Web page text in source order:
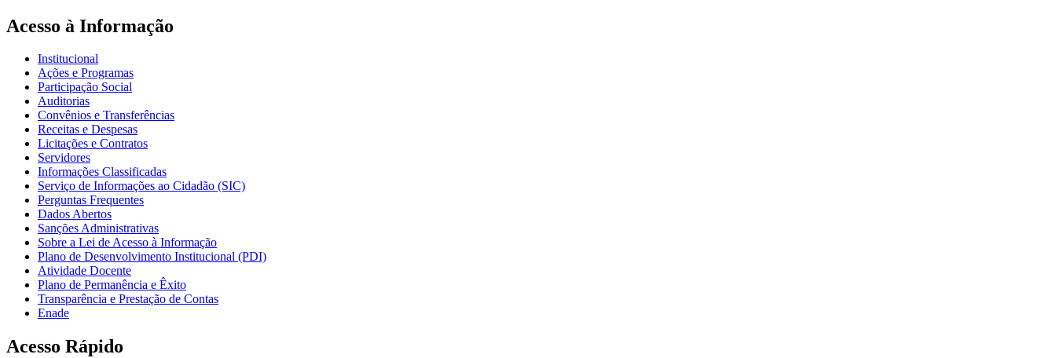
Acesso à Informação
Institucional
Ações e Programas
Participação Social
Auditorias
Convênios e Transferências
Receitas e Despesas
Licitações e Contratos
Servidores
Informações Classificadas
Serviço de Informações ao Cidadão (SIC)
Perguntas Frequentes
Dados Abertos
Sanções Administrativas
Sobre a Lei de Acesso à Informação
Plano de Desenvolvimento Institucional (PDI)
Atividade Docente
Plano de Permanência e Êxito
Transparência e Prestação de Contas
Enade
Acesso Rápido